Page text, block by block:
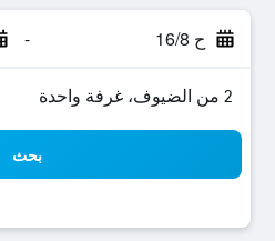
ح 16/8 -
2 من الضيوف، غرفة واحدة
بحث